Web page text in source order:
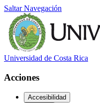
Saltar Navegación
Universidad de Costa Rica
Acciones
Accesibilidad